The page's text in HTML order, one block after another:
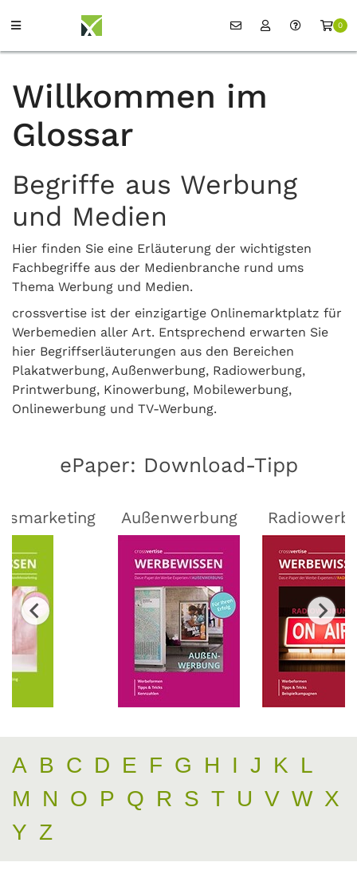
0
Willkommen im
Glossar
Begriffe aus Werbung
und Medien
Hier finden Sie eine Erläuterung der wichtigsten
Fachbegriffe aus der Medienbranche rund ums
Thema Werbung und Medien.
crossvertise ist der einzigartige Onlinemarktplatz für
Werbemedien aller Art. Entsprechend erwarten Sie
hier Begriffserläuterungen aus den Bereichen
Plakatwerbung, Außenwerbung, Radiowerbung,
Printwerbung, Kinowerbung, Mobilewerbung,
Onlinewerbung und TV-Werbung.
ePaper: Download-Tipp
Außenwerbung
A B C D E F G H I J K L
M
N O P Q R S T U V W X
Y Z